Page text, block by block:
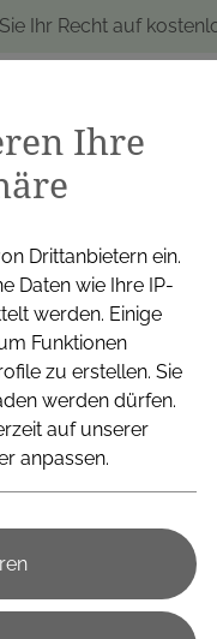
Ihr Recht auf
Ihre
Drittanbietern ein.
Daten wie Ihre IP-
werden. Einige
Funktionen
zu erstellen. Sie
werden dürfen.
auf unserer
anpassen.